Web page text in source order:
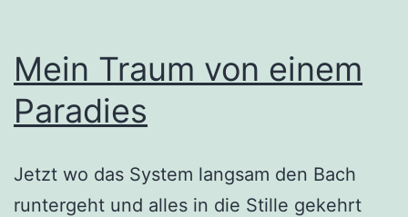
Mein Traum von einem
Paradies
Jetzt wo das System langsam den Bach
runtergeht und alles in die Stille gekehrt